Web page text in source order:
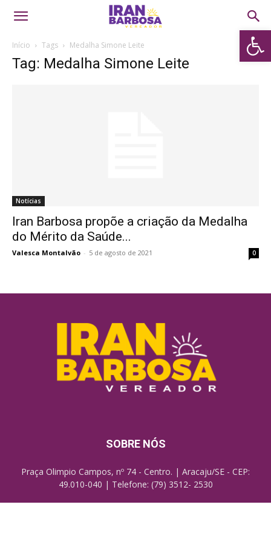
Abrir
Início Tags Medalha Simone Leite
Tag: Medalha Simone Leite
Notícias
Iran Barbosa propõe a criação da Medalha
do Mérito da Saúde...
Valesca Montalvão - 5 de agosto de 2021 0
SOBRE NÓS
Praça Olimpio Campos, nº 74 - Centro. | Aracaju/SE - CEP:
49.010-040 | Telefone: (79) 3512- 2530